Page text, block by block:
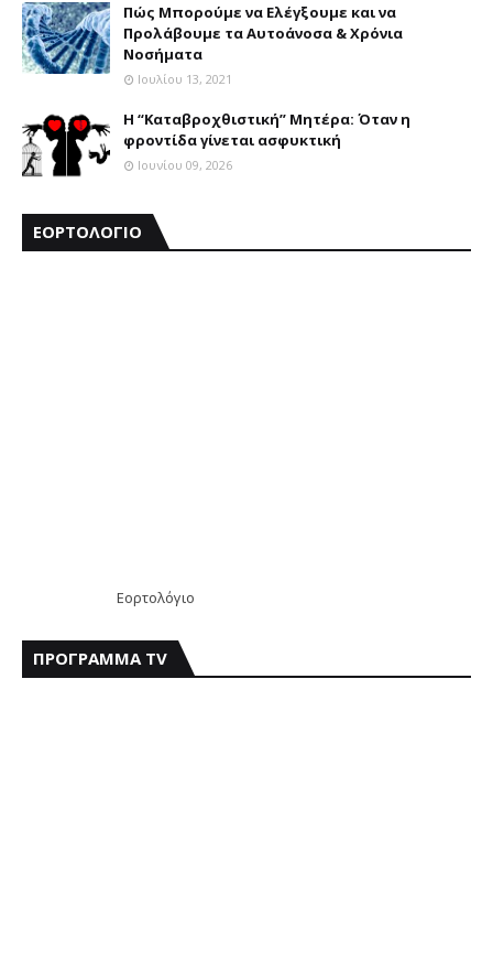
Πώς Μπορούμε να Ελέγξουμε και να
Προλάβουμε τα Αυτοάνοσα & Χρόνια
Νοσήματα
Ιουλίου 13, 2021
Η “Καταβροχθιστική” Mητέρα: Όταν η
φροντίδα γίνεται ασφυκτική
Ιουνίου 09, 2026
ΕΟΡΤΟΛΟΓΙΟ
Εορτολόγιο
ΠΡΟΓΡΑΜΜΑ TV